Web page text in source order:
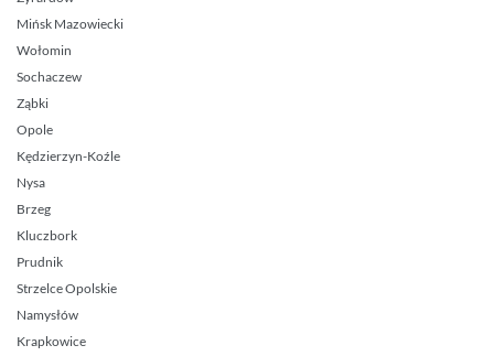
Mińsk Mazowiecki
Wołomin
Sochaczew
Ząbki
Opole
Kędzierzyn-Koźle
Nysa
Brzeg
Kluczbork
Prudnik
Strzelce Opolskie
Namysłów
Krapkowice